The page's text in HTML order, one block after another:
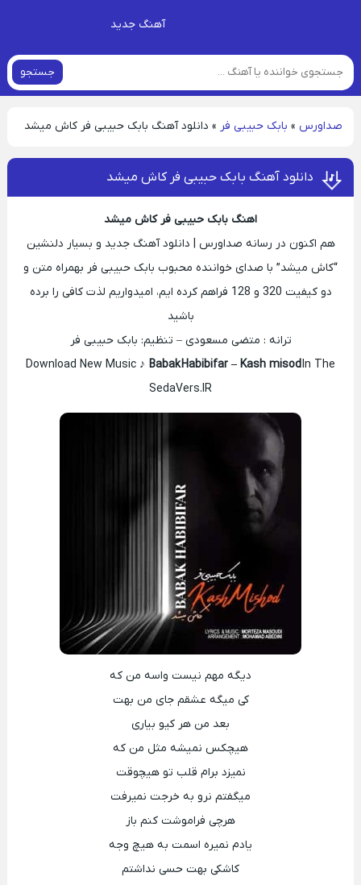
آهنگ جدید
جستجو
صداورس » بابک حبیبی فر » دانلود آهنگ بابک حبیبی فر کاش میشد
دانلود آهنگ بابک حبیبی فر کاش میشد
اهنگ بابک حبیبی فر کاش میشد
هم اکنون در رسانه صداورس | دانلود آهنگ جدید و بسیار دلنشین
“کاش میشد” با صدای خواننده محبوب بابک حبیبی فر بهمراه متن و
دو کیفیت 320 و 128 فراهم کرده ایم، امیدواریم لذت کافی را برده
باشید
ترانه : متضی مسعودی – تنظیم: بابک حبیبی فر
Download New Music ♪ BabakHabibifar – Kash misodIn The
SedaVers.IR
دیگه مهم نیست واسه من که
کی میگه عشقم جای من بهت
بعد من هر کیو بیاری
هیچکس نمیشه مثل من که
نمیزد برام قلب تو هیچوقت
میگفتم نرو به خرجت نمیرفت
هرچی فراموشت کنم باز
یادم نمیره اسمت به هیچ وجه
کاشکی بهت حسی نداشتم